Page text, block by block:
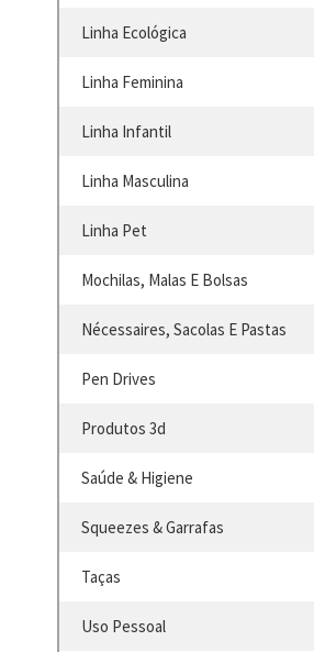
Linha Ecológica
Linha Feminina
Linha Infantil
Linha Masculina
Linha Pet
Mochilas, Malas E Bolsas
Nécessaires, Sacolas E Pastas
Pen Drives
Produtos 3d
Saúde & Higiene
Squeezes & Garrafas
Taças
Uso Pessoal